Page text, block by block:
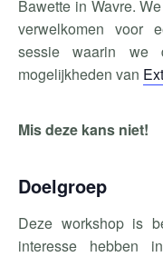
Bawette in Wavre.
verwelkomen voor
sessie waarin we
mogelijkheden van
Mis deze kans niet!
Doelgroep
Deze workshop is
interesse hebben